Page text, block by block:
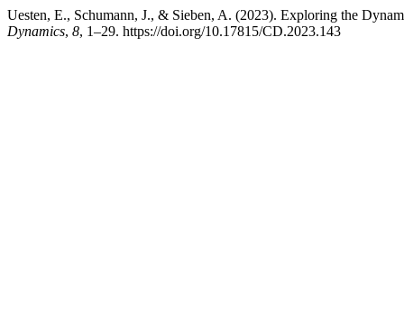
Uesten, E., Schumann, J., & Sieben, A. (2023). Exploring the
Dynamics, 8, 1–29. https://doi.org/10.17815/CD.2023.143